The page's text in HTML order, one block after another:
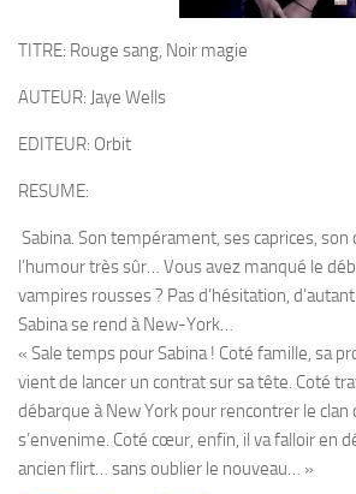
TITRE: Rouge sang, Noir magie
AUTEUR: Jaye Wells
EDITEUR: Orbit
RESUME:
Sabina. Son tempérament, ses caprices,
l’humour très sûr… Vous avez manqué le
vampires rousses ? Pas d’hésitation,
Sabina se rend à New-York…
« Sale temps pour Sabina ! Coté famille, sa
vient de lancer un contrat sur sa tête. Coté
débarque à New York pour rencontrer le clan
s’envenime. Coté cœur, enfin, il va falloir en
ancien flirt… sans oublier le nouveau… »